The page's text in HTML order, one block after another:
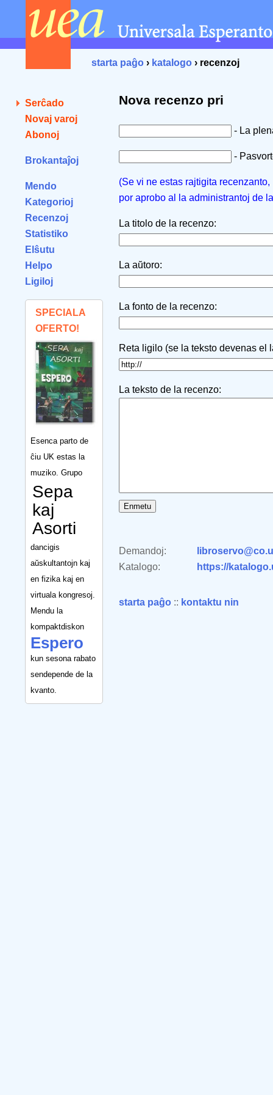
starta paĝo › katalogo › recenzoj
Serĉado
Novaj varoj
Abonoj
Brokantaĵoj
Mendo
Kategorioj
Recenzoj
Statistiko
Elŝutu
Helpo
Ligiloj
SPECIALA
OFERTO!
Esenca parto de
ĉiu UK estas la
muziko. Grupo
Sepa
kaj
Asorti
dancigis
aŭskultantojn kaj
en fizika kaj en
virtuala kongresoj.
Mendu la
kompaktdiskon
Espero
kun sesona rabato
sendepende de la
kvanto.
Nova recenzo pri
- La
-
(Se vi ne estas rajtigita
por aprobo al la administrantoj de
La titolo de la recenzo:
La aŭtoro:
La fonto de la recenzo:
Reta ligilo (se la teksto devenas el
La teksto de la recenzo:
Demandoj:
Katalogo:
https://
starta paĝo :: kontaktu nin